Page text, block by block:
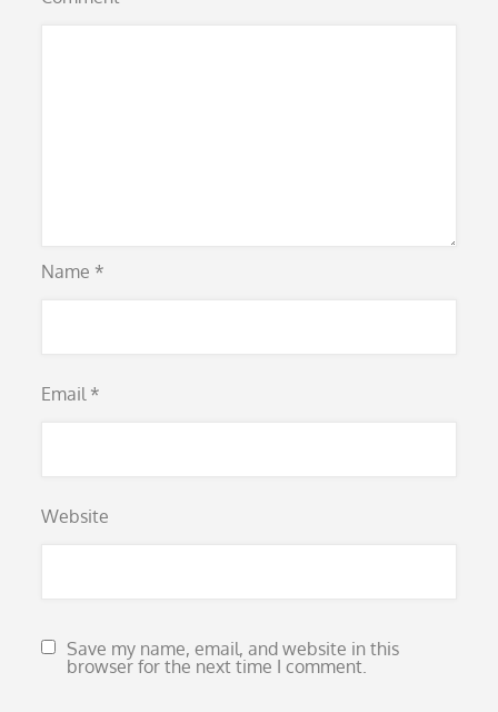
Name *
Email *
Website
Save my name, email, and website in this
browser for the next time I comment.